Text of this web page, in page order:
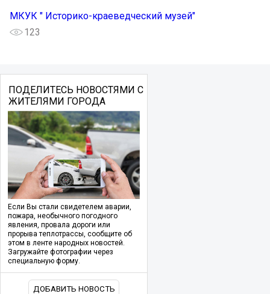
МКУК " Историко-краеведческий музей"
123
ПОДЕЛИТЕСЬ НОВОСТЯМИ С
ЖИТЕЛЯМИ ГОРОДА
Если Вы стали свидетелем аварии,
пожара, необычного погодного
явления, провала дороги или
прорыва теплотрассы, сообщите об
этом в ленте народных новостей.
Загружайте фотографии через
специальную форму.
ДОБАВИТЬ НОВОСТЬ